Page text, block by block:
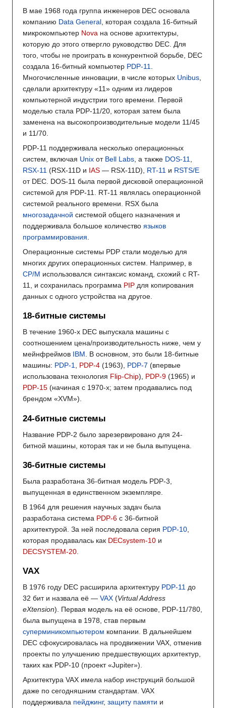
В мае 1968 года группа инженеров DEC основала
компанию Data General , которая создала 16-битный
микрокомпьютер Nova на основе архитектуры,
которую до этого отвергло руководство DEC. Для
того, чтобы не проиграть в конкурентной борьбе, DEC
создала 16-битный компьютер PDP-11
Многочисленные инновации, в числе которых Unibus
сделали архитектуру «11» одним из лидеров
компьютерной индустрии того времени. Первой
моделью стала PDP-11/20, которая затем была
заменена на высокопроизводительные модели 11/45
и 11/70.
PDP-11 поддерживала несколько операционных
систем, включая Unix от Bell Labs , а также DOS-11
RSX-11 (RSX-11D и IAS — RSX-11D), RT-11 и RSTS/E
от DEC. DOS-11 была первой дисковой операционной
системой для PDP-11. RT-11 являлась операционной
системой реального времени. RSX была
многозадачной системой общего назначения и
поддерживала большое количество языков
программирования
Операционные системы PDP стали моделью для
многих других операционных систем. Например, в
CP/M использовался синтаксис команд, схожий с RT-
11, и сохранилась программа PIP для копирования
данных с одного устройства на другое.
18-битные системы
В течение 1960-х DEC выпускала машины с
соотношением цена/производительность ниже, чем у
мейнфреймов IBM. В основном, это были 18-битные
машины: PDP-1, PDP-4 (1963), PDP-7 (впервые
использована технология Flip-Chip), PDP-9 (1965) и
PDP-15 (начиная с 1970-х; затем продавались под
брендом «XVM»).
24-битные системы
Название PDP-2 было зарезервировано для 24-
битной машины, которая так и не была выпущена.
36-битные системы
Была разработана 36-битная модель PDP-3,
выпущенная в единственном экземпляре.
В 1964 для решения научных задач была
разработана система PDP-6 с 36-битной
архитектурой. За ней последовала серия PDP-10
которая продавалась как DECsystem-10 и
DECSYSTEM-20
VAX
В 1976 году DEC расширила архитектуру PDP-11 до
32 бит и назвала её — VAX (Virtual Address
eXtension). Первая модель на её основе, PDP-11/780,
была выпущена в 1978, став первым
суперминикомпьютером компании. В дальнейшем
DEC сфокусировалась на продвижении VAX, отменив
проекты по улучшению предшествующих архитектур,
таких как PDP-10 (проект «Jupiter»).
Архитектура VAX имела набор инструкций большой
даже по сегодняшним стандартам. VAX
поддерживала пейджинг, защиту памяти и